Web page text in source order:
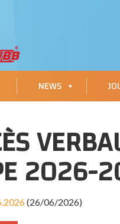
NEWS
2026-
(26/06/2026)